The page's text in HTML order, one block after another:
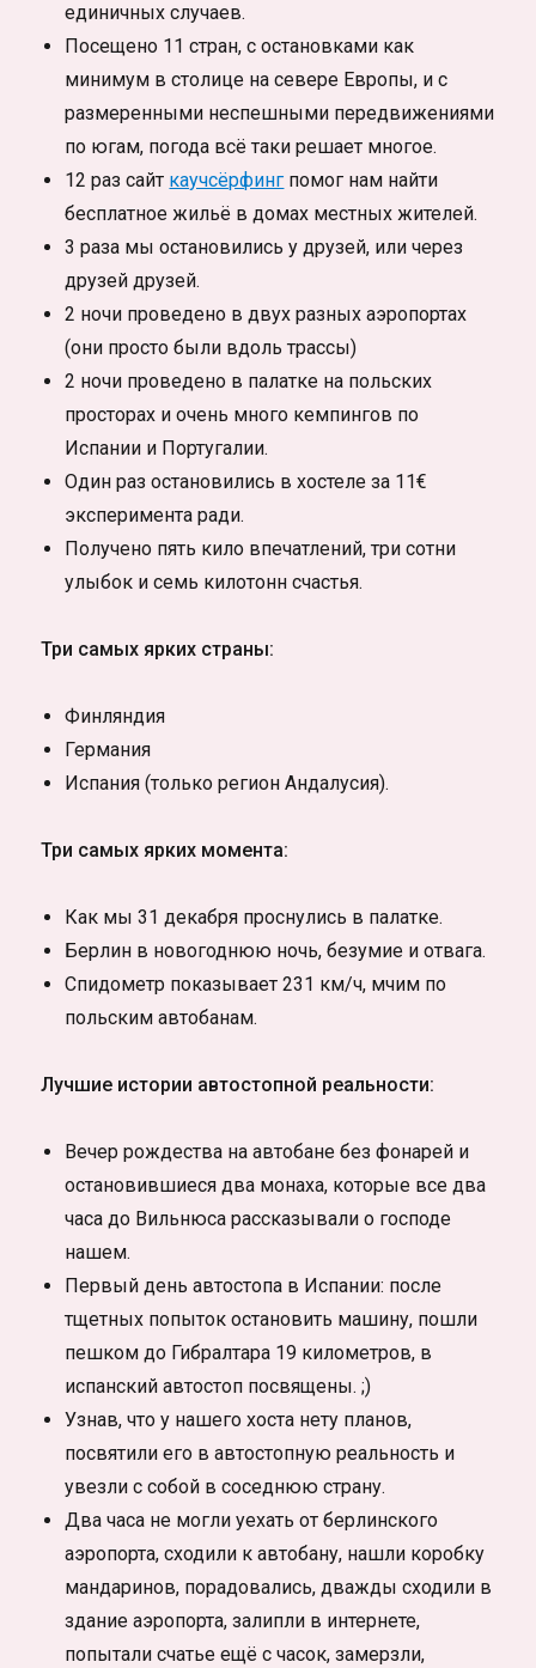
единичных случаев.
Посещено 11 стран, с остановками как
минимум в столице на севере Европы, и с
размеренными неспешными передвижениями
по югам, погода всё таки решает многое.
12 раз сайт каучсёрфинг помог нам найти
бесплатное жильё в домах местных жителей.
3 раза мы остановились у друзей, или через
друзей друзей.
2 ночи проведено в двух разных аэропортах
(они просто были вдоль трассы)
2 ночи проведено в палатке на польских
просторах и очень много кемпингов по
Испании и Португалии.
Один раз остановились в хостеле за 11€
эксперимента ради.
Получено пять кило впечатлений, три сотни
улыбок и семь килотонн счастья.
Три самых ярких страны:
Финляндия
Германия
Испания (только регион Андалусия).
Три самых ярких момента:
Как мы 31 декабря проснулись в палатке.
Берлин в новогоднюю ночь, безумие и отвага.
Спидометр показывает 231 км/ч, мчим по
польским автобанам.
Лучшие истории автостопной реальности:
Вечер рождества на автобане без фонарей и
остановившиеся два монаха, которые все два
часа до Вильнюса рассказывали о господе
нашем.
Первый день автостопа в Испании: после
тщетных попыток остановить машину, пошли
пешком до Гибралтара 19 километров, в
испанский автостоп посвящены. ;)
Узнав, что у нашего хоста нету планов,
посвятили его в автостопную реальность и
увезли с собой в соседнюю страну.
Два часа не могли уехать от берлинского
аэропорта, сходили к автобану, нашли коробку
мандаринов, порадовались, дважды сходили в
здание аэропорта, залипли в интернете,
попытали счатье ещё с часок, замерзли,